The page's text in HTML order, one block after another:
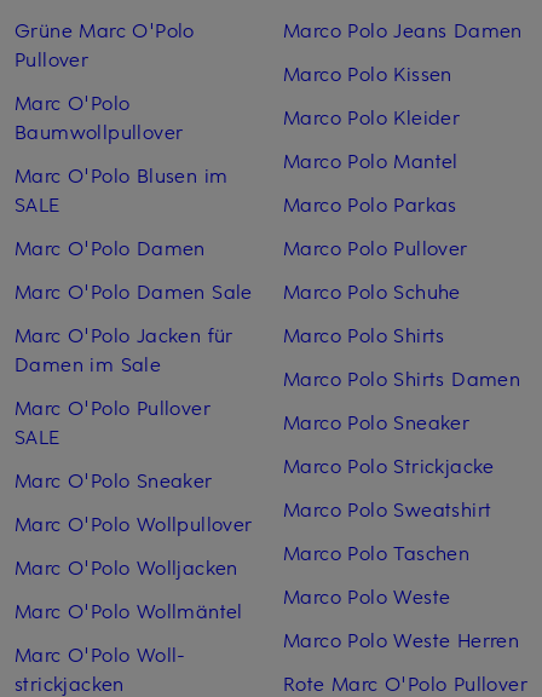
Grüne Marc O'Polo
Pullover
Marc O'Polo
Baumwollpullover
Marc O'Polo Blusen im
SALE
Marc O'Polo Damen
Marc O'Polo Damen Sale
Marc O'Polo Jacken für
Damen im Sale
Marc O'Polo Pullover
SALE
Marc O'Polo Sneaker
Marc O'Polo Wollpullover
Marc O'Polo Woll­jacken
Marc O'Polo Woll­mäntel
Marc O'Polo Woll­
strickjacken
Marco Polo Jeans Damen
Marco Polo Kissen
Marco Polo Kleider
Marco Polo Mantel
Marco Polo Parkas
Marco Polo Pullover
Marco Polo Schuhe
Marco Polo Shirts
Marco Polo Shirts Damen
Marco Polo Sneaker
Marco Polo Strickjacke
Marco Polo Sweatshirt
Marco Polo Taschen
Marco Polo Weste
Marco Polo Weste Herren
Rote Marc O'Polo Pullover